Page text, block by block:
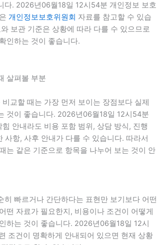
다. 2026년06월18일 12시54분 개인정보 보호
개인정보보호위원회 자료를 참고할 수 있습
보관 기준은 상황에 따라 다를 수 있으므로
인하는 것이 좋습니다.
살펴볼 부분
교할 때는 가장 먼저 보이는 장점보다 실제
것이 좋습니다. 2026년06월18일 12시54분
안내라도 비용 포함 범위, 상담 방식, 진행
사항, 사후 안내가 다를 수 있습니다. 따라서
는 같은 기준으로 항목을 나누어 보는 것이 안
히 빠르거나 간단하다는 표현만 보기보다 어떤
떤 자료가 필요한지, 비용이나 조건이 어떻게
하는 것이 좋습니다. 2026년06월18일 12시
조건이 명확하게 안내되어 있으면 현재 상황